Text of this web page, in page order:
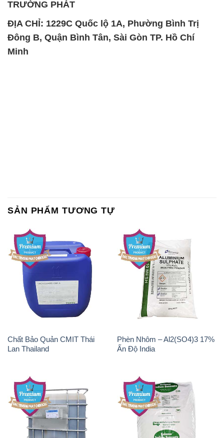
TRƯỜNG PHÁT
ĐỊA CHỈ: 1229C Quốc lộ 1A, Phường Bình Trị
Đông B, Quận Bình Tân, Sài Gòn TP. Hồ Chí
Minh
SẢN PHẨM TƯƠNG TỰ
Chất Bảo Quản CMIT Thái
Lan Thailand
Phèn Nhôm – Al2(SO4)3 17%
Ấn Độ India